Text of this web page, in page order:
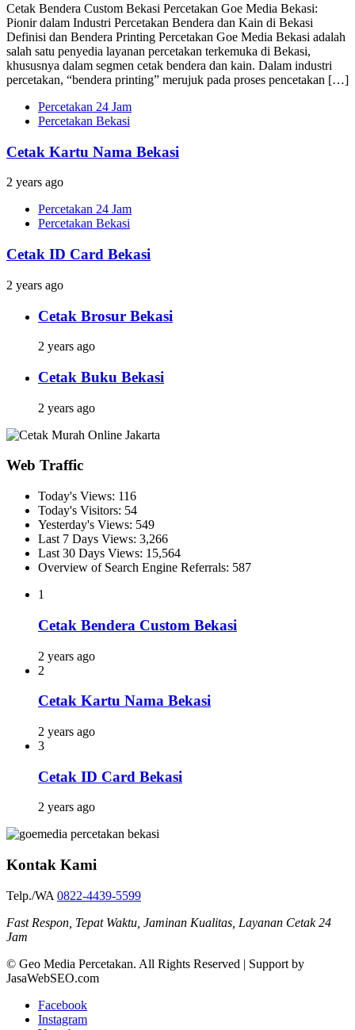
Cetak Bendera Custom Bekasi Percetakan Goe Media Bekasi:
Pionir dalam Industri Percetakan Bendera dan Kain di Bekasi
Definisi dan Bendera Printing Percetakan Goe Media Bekasi adalah
salah satu penyedia layanan percetakan terkemuka di Bekasi,
khususnya dalam segmen cetak bendera dan kain. Dalam industri
percetakan, “bendera printing” merujuk pada proses pencetakan […]
Percetakan 24 Jam
Percetakan Bekasi
Cetak Kartu Nama Bekasi
2 years ago
Percetakan 24 Jam
Percetakan Bekasi
Cetak ID Card Bekasi
2 years ago
Cetak Brosur Bekasi
2 years ago
Cetak Buku Bekasi
2 years ago
Web Traffic
Today's Views: 116
Today's Visitors: 54
Yesterday's Views: 549
Last 7 Days Views: 3,266
Last 30 Days Views: 15,564
Overview of Search Engine Referrals: 587
1
Cetak Bendera Custom Bekasi
2 years ago
2
Cetak Kartu Nama Bekasi
2 years ago
3
Cetak ID Card Bekasi
2 years ago
Kontak Kami
Telp./WA 0822-4439-5599
Fast Respon, Tepat Waktu, Jaminan Kualitas, Layanan Cetak 24
Jam
© Geo Media Percetakan. All Rights Reserved | Support by
JasaWebSEO.com
Facebook
Instagram